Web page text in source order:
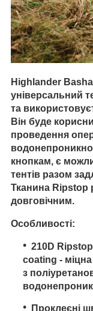
Highlander
універсальний
та
Він буде
проведення
кнопкам, є
тентів разом
Тканина Ripstop
довговічним.
Особливості:
210D
coating -
з
Проклеєні